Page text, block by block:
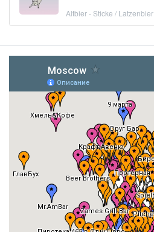
Altbier - Sticke / Latzenbier